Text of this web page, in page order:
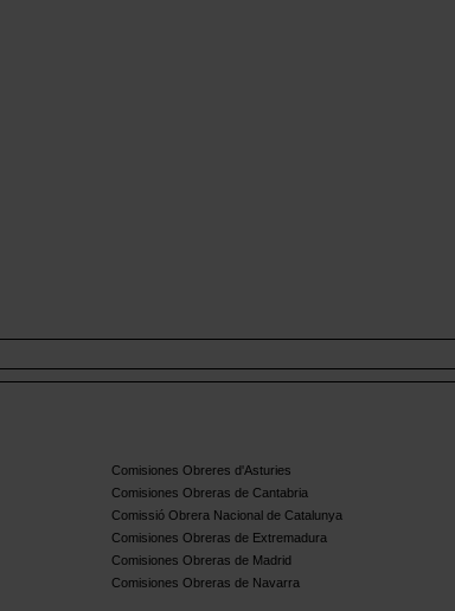
Comisiones Obreres d'Asturies
Comisiones Obreras de Cantabria
Comissió Obrera Nacional de Catalunya
Comisiones Obreras de Extremadura
Comisiones Obreras de Madrid
Comisiones Obreras de Navarra